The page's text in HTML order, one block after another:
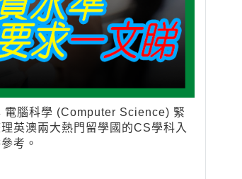
腦科學 (Computer Science) 緊
英澳兩大熱門留學國的CS學科入
考。